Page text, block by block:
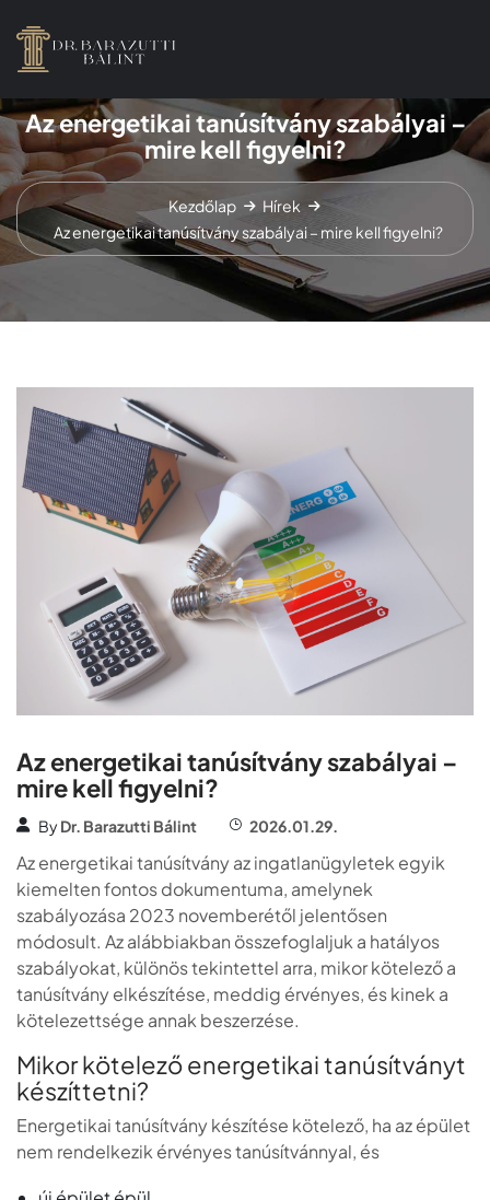
Az energetikai tanúsítvány szabályai –
mire kell figyelni?
Kezdőlap
Hírek
Az energetikai tanúsítvány szabályai – mire kell figyelni?
Az energetikai tanúsítvány szabályai –
mire kell figyelni?
ByDr. Barazutti Bálint 2026.01.29.
Az energetikai tanúsítvány az ingatlanügyletek egyik
kiemelten fontos dokumentuma, amelynek
szabályozása 2023 novemberétől jelentősen
módosult. Az alábbiakban összefoglaljuk a hatályos
szabályokat, különös tekintettel arra, mikor kötelező a
tanúsítvány elkészítése, meddig érvényes, és kinek a
kötelezettsége annak beszerzése.
Mikor kötelező energetikai tanúsítványt
készíttetni?
Energetikai tanúsítvány készítése kötelező, ha az épület
nem rendelkezik érvényes tanúsítvánnyal, és